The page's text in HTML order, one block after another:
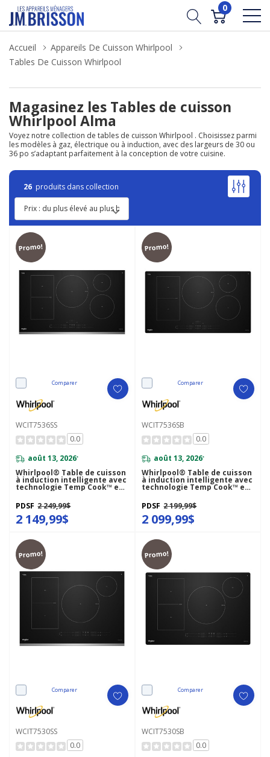
0
Accueil
Appareils De Cuisson Whirlpool
Tables De Cuisson Whirlpool
Magasinez les Tables de cuisson
Whirlpool Alma
Voyez notre collection de tables de cuisson Whirlpool . Choisissez parmi
les modèles à gaz, électrique ou à induction, avec des largeurs de 30 ou
36 po s’adaptant parfaitement à la conception de votre cuisine.
26 produits dans collection
Promo!
Comparer
WCIT7536SS
0.0
août 13, 2026*
Whirlpool® Table de cuisson
à induction intelligente avec
technologie Temp Cook™ et
revêtement WipeClean™ - 36
po WCIT7536SS
PDSF 2 249,99$
2 149,99$
Promo!
Comparer
WCIT7536SB
0.0
août 13, 2026*
Whirlpool® Table de cuisson
à induction intelligente avec
technologie Temp Cook™ et
revêtement WipeClean™ - 36
po WCIT7536SB
PDSF 2 199,99$
2 099,99$
Promo!
Comparer
WCIT7530SS
0.0
Promo!
Comparer
WCIT7530SB
0.0